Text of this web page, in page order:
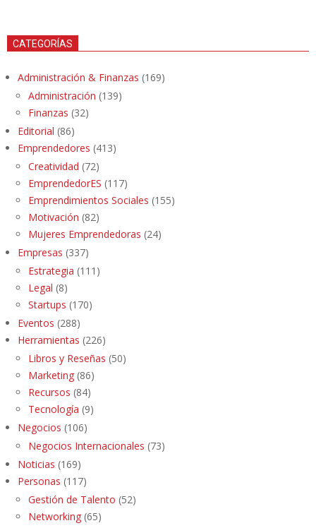
CATEGORÍAS
Administración & Finanzas (169)
Administración (139)
Finanzas (32)
Editorial (86)
Emprendedores (413)
Creatividad (72)
EmprendedorES (117)
Emprendimientos Sociales (155)
Motivación (82)
Mujeres Emprendedoras (24)
Empresas (337)
Estrategia (111)
Legal (8)
Startups (170)
Eventos (288)
Herramientas (226)
Libros y Reseñas (50)
Marketing (86)
Recursos (84)
Tecnología (9)
Negocios (106)
Negocios Internacionales (73)
Noticias (169)
Personas (117)
Gestión de Talento (52)
Networking (65)